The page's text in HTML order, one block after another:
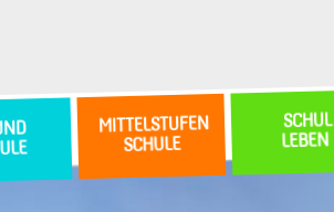
MITTELSTUFEN
SCHULE
SCHUL
LEBEN